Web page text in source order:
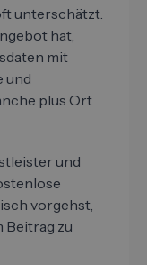
unterschätzt.
hat,
mit
und
plus Ort
und
vorgehst,
Beitrag zu